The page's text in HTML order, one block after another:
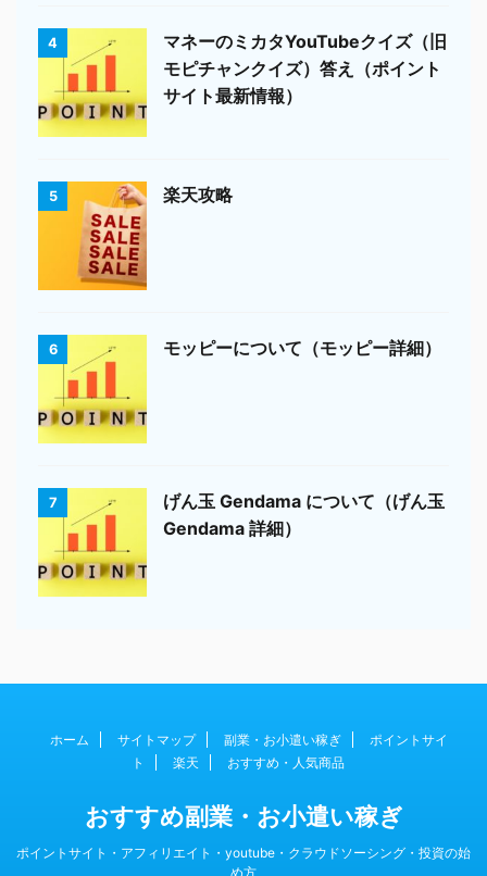
4
マネーのミカタYouTubeクイズ（旧
モピチャンクイズ）答え（ポイント
サイト最新情報）
5 楽天攻略
6 モッピーについて（モッピー詳細）
7
げん玉 Gendama について（げん玉
Gendama 詳細）
ホーム サイトマップ 副業・お小遣い稼ぎ
ポイントサイ
ト
楽天 おすすめ・人気商品
おすすめ副業・お小遣い稼ぎ
ポイントサイト・アフィリエイト・youtube・クラウドソーシング・投資の始
め方